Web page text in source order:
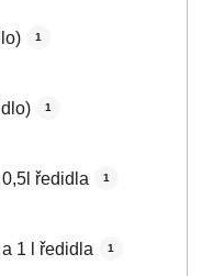
1
1
ředidla 1
1 l ředidla 1